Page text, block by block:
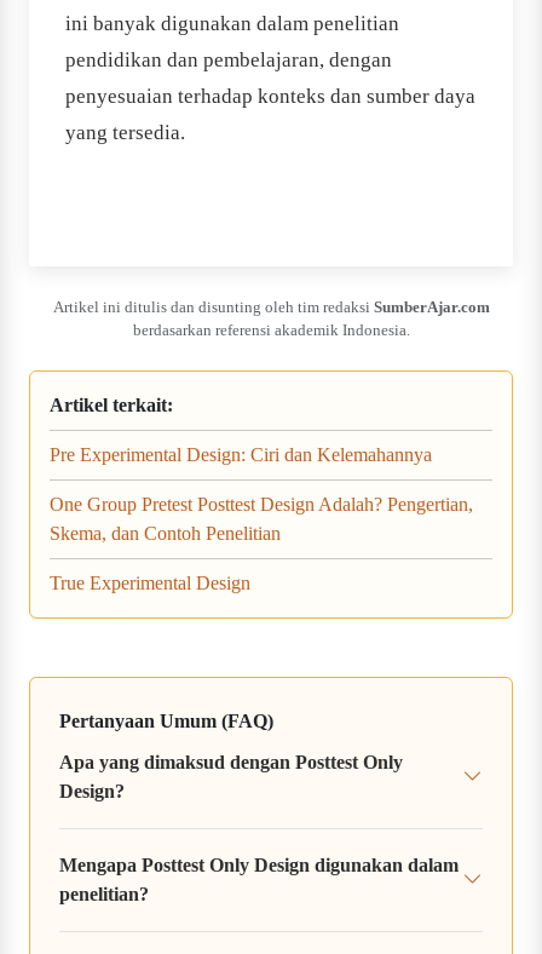
ini banyak digunakan dalam penelitian
pendidikan dan pembelajaran, dengan
penyesuaian terhadap konteks dan sumber daya
yang tersedia.
Artikel ini ditulis dan disunting oleh tim redaksi SumberAjar.com
berdasarkan referensi akademik Indonesia.
Artikel terkait:
Pre Experimental Design: Ciri dan Kelemahannya
One Group Pretest Posttest Design Adalah? Pengertian,
Skema, dan Contoh Penelitian
True Experimental Design
Pertanyaan Umum (FAQ)
Apa yang dimaksud dengan Posttest Only
Design?
Mengapa Posttest Only Design digunakan dalam
penelitian?